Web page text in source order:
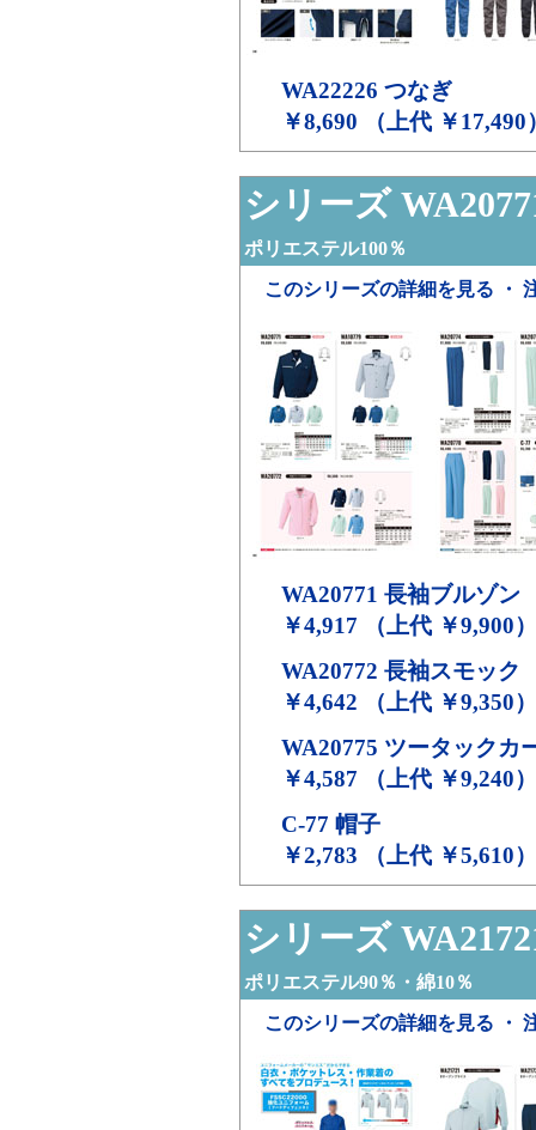
WA22226 つなぎ
￥8,690 （上代 ￥17,490
シリーズ
ポリエステル100％
このシリーズの詳細を見る ・
WA20771 長袖ブルゾン
￥4,917 （上代 ￥9,900）
WA20772 長袖スモック
￥4,642 （上代 ￥9,350）
WA20775 ツータックカ
￥4,587 （上代 ￥9,240）
C-77 帽子
￥2,783 （上代 ￥5,610）
シリーズ
ポリエステル90％・綿10％
このシリーズの詳細を見る ・